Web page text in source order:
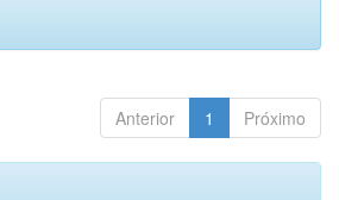
Anterior 1 Próximo